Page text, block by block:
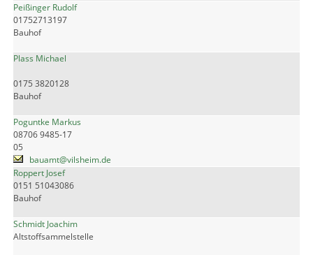
Peißinger Rudolf
01752713197
Bauhof
Plass Michael
0175 3820128
Bauhof
Poguntke Markus
08706 9485-17
05
bauamt@vilsheim.de
Roppert Josef
0151 51043086
Bauhof
Schmidt Joachim
Altstoffsammelstelle